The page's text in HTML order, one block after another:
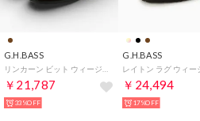
G.H.BASS
￥21,787
33%OFF
G.H.BASS
￥24,494
17%OFF